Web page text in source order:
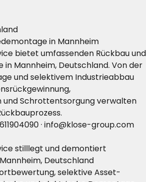
in Mannheim
bietet umfassenden Rückbau und
Mannheim, Deutschland. Von der
und selektivem Industrieabbau
und Schrottentsorgung verwalten
· info@klose-group.com
stilllegt und demontiert
Deutschland
selektive Asset-